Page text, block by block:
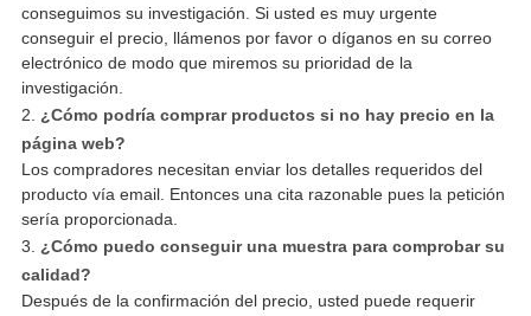
conseguimos su investigación. Si usted es muy urgente
conseguir el precio, llámenos por favor o díganos en su correo
electrónico de modo que miremos su prioridad de la
investigación.
2. ¿Cómo podría comprar productos si no hay precio en la
página web?
Los compradores necesitan enviar los detalles requeridos del
producto vía email. Entonces una cita razonable pues la petición
sería proporcionada.
3. ¿Cómo puedo conseguir una muestra para comprobar su
calidad?
Después de la confirmación del precio, usted puede requerir